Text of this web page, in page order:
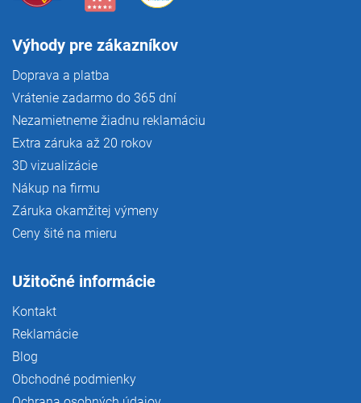
Výhody pre zákazníkov
Doprava a platba
Vrátenie zadarmo do 365 dní
Nezamietneme žiadnu reklamáciu
Extra záruka až 20 rokov
3D vizualizácie
Nákup na firmu
Záruka okamžitej výmeny
Ceny šité na mieru
Užitočné informácie
Kontakt
Reklamácie
Blog
Obchodné podmienky